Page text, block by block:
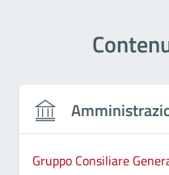
Gruppo Consiliare